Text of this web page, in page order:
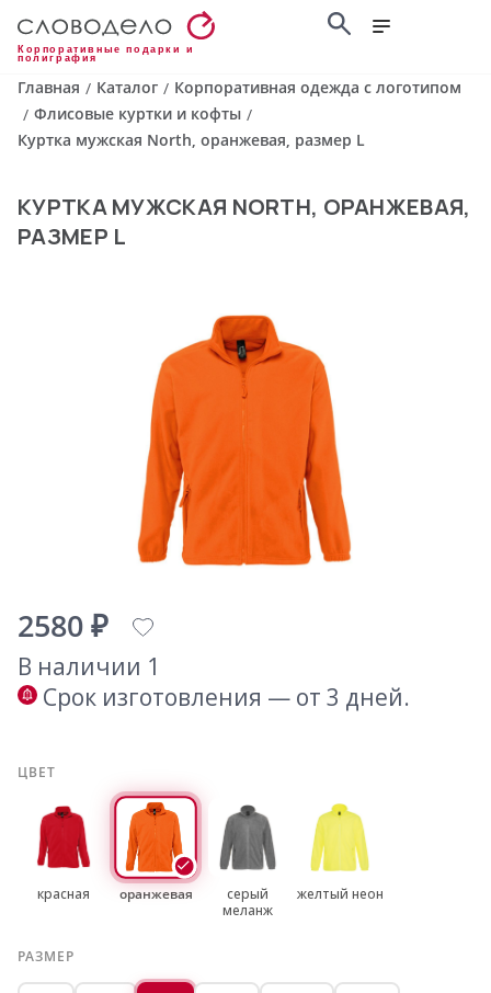
Корпоративные подарки и
полиграфия
Главная / Каталог / Корпоративная одежда с логотипом
/ Флисовые куртки и кофты /
Куртка мужская North, оранжевая, размер L
КУРТКА МУЖСКАЯ NORTH, ОРАНЖЕВАЯ,
РАЗМЕР L
2580 ₽
В наличии 1
Срок изготовления — от 3 дней.
ЦВЕТ
красная оранжевая
серый
меланж
желтый неон
РАЗМЕР